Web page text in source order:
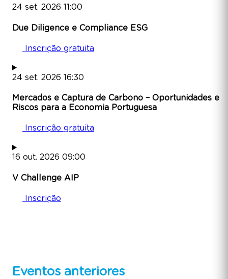
24 set. 2026 11:00
Due Diligence e Compliance ESG
Inscrição gratuita
24 set. 2026 16:30
Mercados e Captura de Carbono – Oportunidades e
Riscos para a Economia Portuguesa
Inscrição gratuita
16 out. 2026 09:00
V Challenge AIP
Inscrição
Eventos anteriores